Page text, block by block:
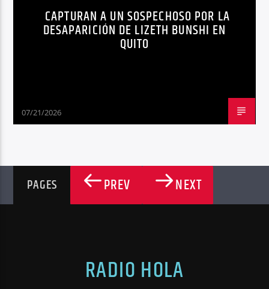
CAPTURAN A UN SOSPECHOSO POR LA
DESAPARICIÓN DE LIZETH BUNSHI EN
QUITO
07/21/2026
PAGES PREV NEXT
RADIO HOLA